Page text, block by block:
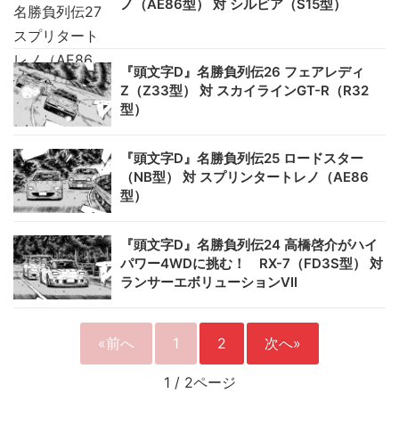
ノ（AE86型） 対 シルビア（S15型）
『頭文字D』名勝負列伝26 フェアレディ
Z（Z33型） 対 スカイラインGT-R（R32
型）
『頭文字D』名勝負列伝25 ロードスター
（NB型） 対 スプリンタートレノ（AE86
型）
『頭文字D』名勝負列伝24 高橋啓介がハイ
パワー4WDに挑む！ RX-7（FD3S型） 対
ランサーエボリューションVII
«前へ 1 2 次へ»
1 / 2ページ